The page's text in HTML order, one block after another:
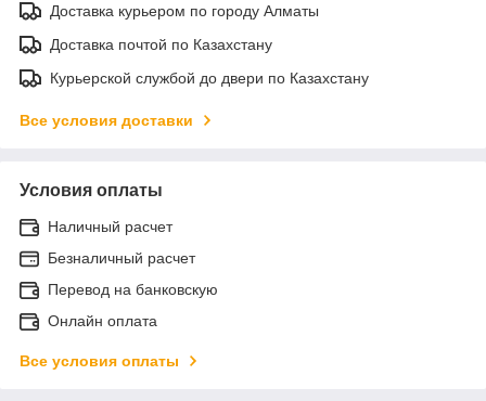
Доставка курьером по городу Алматы
Доставка почтой по Казахстану
Курьерской службой до двери по Казахстану
Все условия доставки
Условия оплаты
Наличный расчет
Безналичный расчет
Перевод на банковскую
Онлайн оплата
Все условия оплаты